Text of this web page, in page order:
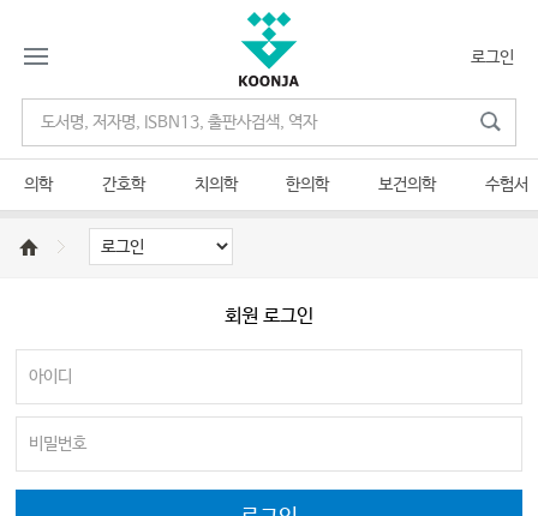
로그인
의학 간호학 치의학 한의학 보건의학 수험서
회원 로그인